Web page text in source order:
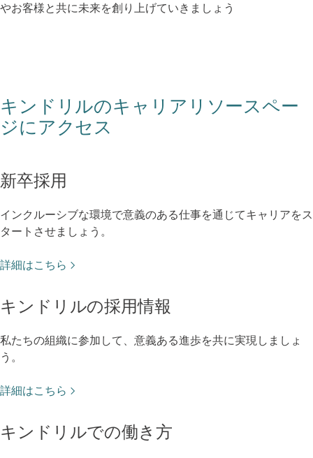
やお客様と共に未来を創り上げていきましょう
キンドリルのキャリアリソースペー
ジにアクセス
新卒採用
インクルーシブな環境で意義のある仕事を通じてキャリアをス
タートさせましょう。
詳細はこちら
キンドリルの採用情報
私たちの組織に参加して、意義ある進歩を共に実現しましょ
う。
詳細はこちら
キンドリルでの働き方